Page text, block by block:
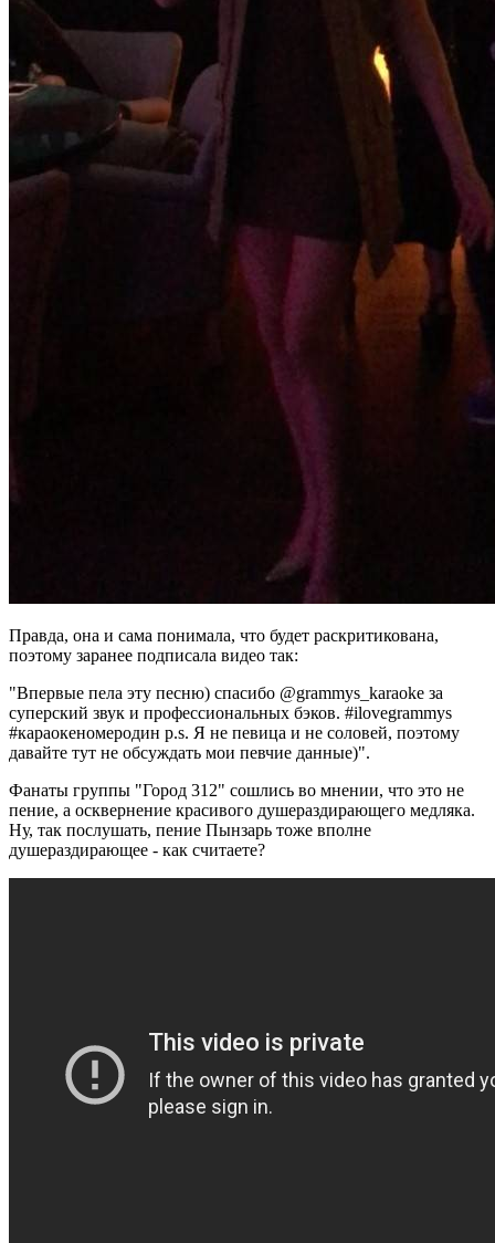
Правда, она и сама понимала, что будет раскритикована,
поэтому заранее подписала видео так:
"Впервые пела эту песню) спасибо @grammys_karaoke за
суперский звук и профессиональных бэков. #ilovegrammys
#караокеномеродин p.s. Я не певица и не соловей, поэтому
давайте тут не обсуждать мои певчие данные)".
Фанаты группы "Город 312" сошлись во мнении, что это не
пение, а осквернение красивого душераздирающего медляка.
Ну, так послушать, пение Пынзарь тоже вполне
душераздирающее - как считаете?